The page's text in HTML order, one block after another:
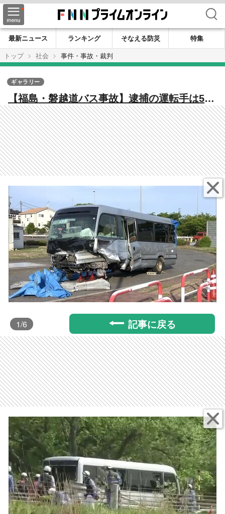
検索
最新ニュース ランキング そなえる防災
特集
トップ
社会 事件・事故・裁判
【福島・磐越道バス事故】逮捕の運転手は5日
前にも事故 「免許返納」周囲に発言も レ
ンタカーとドライバーの手配巡り北越高校と
バス会社“対立主張” まとめ
ギャラリー
1/6 記事に戻る